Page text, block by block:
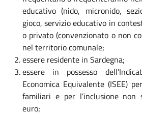
educativo (nido, micronido,
gioco, servizio educativo in
o privato (convenzionato o non
nel territorio comunale;
essere residente in Sardegna;
essere in possesso
Economica Equivalente (ISEE)
familiari e per l’inclusione non
euro;